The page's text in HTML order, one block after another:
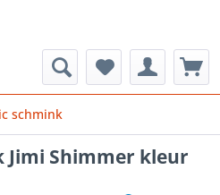
schmink
Jimi Shimmer kleur